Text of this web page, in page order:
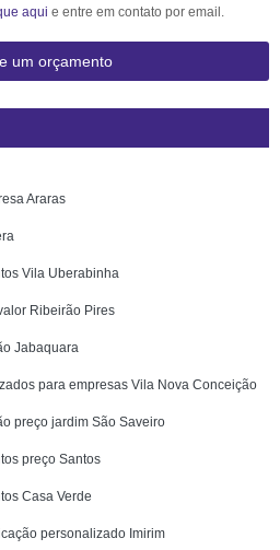
aqui e entre em contato por email.
um orçamento
Araras
Vila Uberabinha
Ribeirão Pires
Jabaquara
para empresas Vila Nova Conceição
preço jardim São Saveiro
preço Santos
Casa Verde
personalizado Imirim